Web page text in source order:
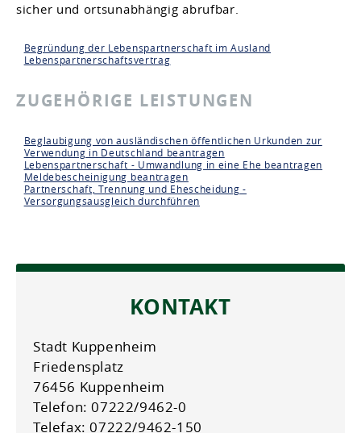
sicher und ortsunabhängig abrufbar.
Begründung der Lebenspartnerschaft im Ausland
Lebenspartnerschaftsvertrag
ZUGEHÖRIGE LEISTUNGEN
Beglaubigung von ausländischen öffentlichen Urkunden zur
Verwendung in Deutschland beantragen
Lebenspartnerschaft - Umwandlung in eine Ehe beantragen
Meldebescheinigung beantragen
Partnerschaft, Trennung und Ehescheidung -
Versorgungsausgleich durchführen
KONTAKT
Stadt Kuppenheim
Friedensplatz
76456 Kuppenheim
Telefon: 07222/9462-0
Telefax: 07222/9462-150